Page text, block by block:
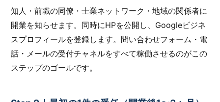
知人・前職の同僚・士業ネットワーク・地域の関係者に
開業を知らせます。同時にHPを公開し、Googleビジネ
スプロフィールを登録します。問い合わせフォーム・電
話・メールの受付チャネルをすべて稼働させるのがこの
ステップのゴールです。